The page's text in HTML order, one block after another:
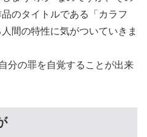
のタイトルである「カラフ
間の特性に気がついていきま
分の罪を自覚することが出来